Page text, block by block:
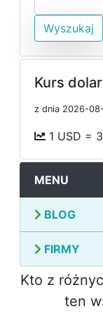
Wyszukaj
Kurs
z dnia 2026-
1 USD =
MENU
BLOG
FIRMY
Kto z
ten